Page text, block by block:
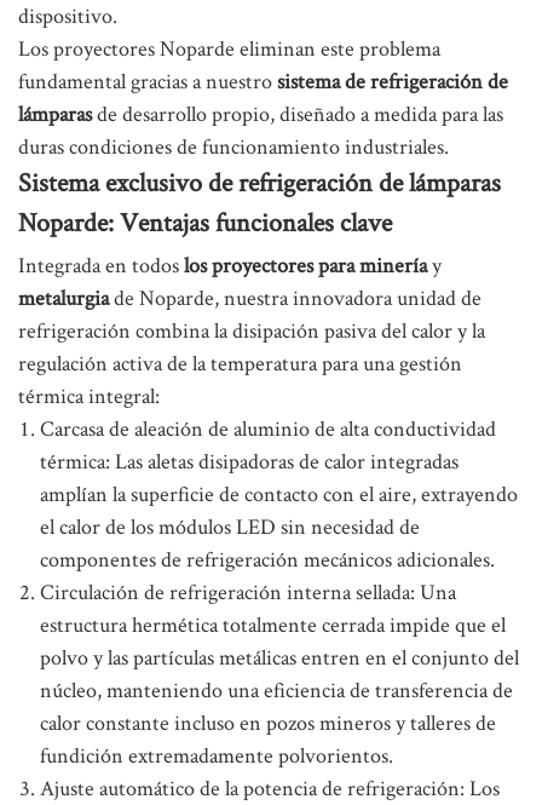
dispositivo.
Los proyectores Noparde eliminan este problema
fundamental gracias a nuestrosistema de refrigeración de
lámparasde desarrollo propio, diseñado a medida para las
duras condiciones de funcionamiento industriales.
Sistema exclusivo de refrigeración de lámparas
Noparde: Ventajas funcionales clave
Integrada en todoslos proyectores para mineríay
metalurgiade Noparde, nuestra innovadora unidad de
refrigeración combina la disipación pasiva del calor y la
regulación activa de la temperatura para una gestión
térmica integral:
Carcasa de aleación de aluminio de alta conductividad
térmica: Las aletas disipadoras de calor integradas
amplían la superficie de contacto con el aire, extrayendo
el calor de los módulos LED sin necesidad de
componentes de refrigeración mecánicos adicionales.
Circulación de refrigeración interna sellada: Una
estructura hermética totalmente cerrada impide que el
polvo y las partículas metálicas entren en el conjunto del
núcleo, manteniendo una eficiencia de transferencia de
calor constante incluso en pozos mineros y talleres de
fundición extremadamente polvorientos.
Ajuste automático de la potencia de refrigeración: Los